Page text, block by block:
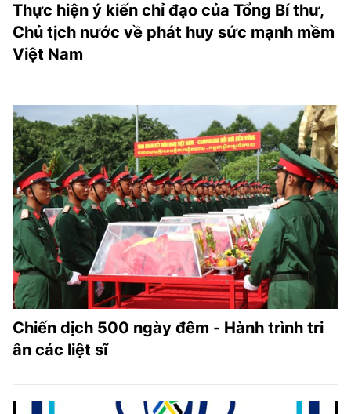
Thực hiện ý kiến chỉ đạo của Tổng Bí thư,
Chủ tịch nước về phát huy sức mạnh mềm
Việt Nam
Chiến dịch 500 ngày đêm - Hành trình tri
ân các liệt sĩ